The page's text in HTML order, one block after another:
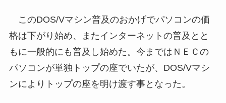
このDOS/Vマシン普及のおかげでパソコンの価
格は下がり始め、またインターネットの普及とと
もに一般的にも普及し始めた。今まではＮＥＣの
パソコンが単独トップの座でいたが、DOS/Vマシ
ンによりトップの座を明け渡す事となった。